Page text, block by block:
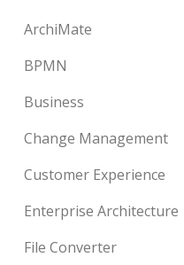
ArchiMate
BPMN
Business
Change Management
Customer Experience
Enterprise Architecture
File Converter